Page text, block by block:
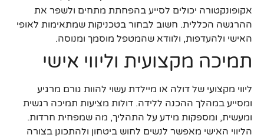
אקופונקטורה יכולים לסייע בהפחתת מתחים ולשפר את
ההרגשה הכללית. חשוב לבחור בטכניקות שמתאימות לאופי
האישי ולהעדפות, ולוודא שהמטפל מוסמך ומנוסה.
תמיכה מקצועית וליווי אישי
ליווי מקצועי של דולה או מיילדת עשוי להוות גורם מרגיע
ומסייע במהלך ההכנה ללידה. דולות מציעות תמיכה רגשית
ומעשית, ומספקות מידע על התהליך, מה שמפחית חרדות.
הליווי האישי מאפשר לנשים לחוש ביטחון ולהתכונן בצורה